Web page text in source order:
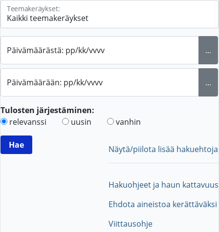
Teemakeräykset:
Päivämäärästä: pp/kk/vvvv ...
Päivämäärään: pp/kk/vvvv ...
Tulosten järjestäminen:
relevanssi
uusin vanhin
Näytä/piilota lisää hakuehtoja
Hakuohjeet ja haun kattavuus
Ehdota aineistoa kerättäväksi
Viittausohje